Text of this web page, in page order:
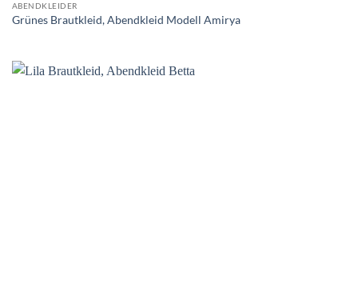
ABENDKLEIDER
Grünes Brautkleid, Abendkleid Modell Amirya